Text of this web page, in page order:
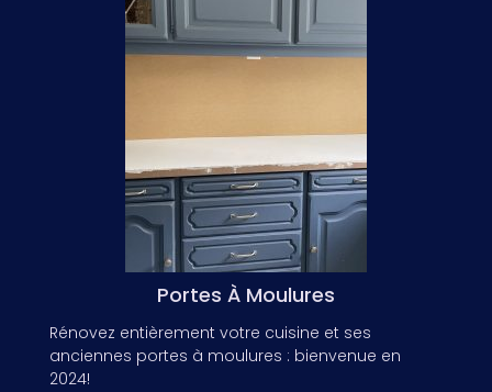
Rénovez entièrement votre cuisine et ses
anciennes portes à moulures : bienvenue en
2024!
Portes À Moulures